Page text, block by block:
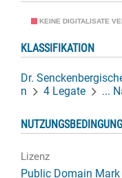
KEINE DIGITALISATE
KLASSIFIKATION
Dr.
n
4 Legate ...
Lizenz
Public Domain Mark